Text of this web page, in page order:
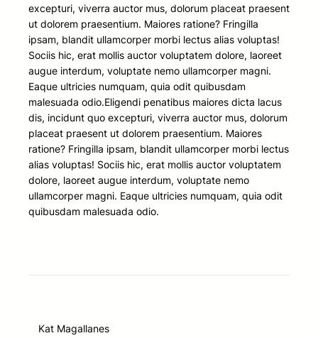
excepturi, viverra auctor mus, dolorum placeat praesent
ut dolorem praesentium. Maiores ratione? Fringilla
ipsam, blandit ullamcorper morbi lectus alias voluptas!
Sociis hic, erat mollis auctor voluptatem dolore, laoreet
augue interdum, voluptate nemo ullamcorper magni.
Eaque ultricies numquam, quia odit quibusdam
malesuada odio.Eligendi penatibus maiores dicta lacus
dis, incidunt quo excepturi, viverra auctor mus, dolorum
placeat praesent ut dolorem praesentium. Maiores
ratione? Fringilla ipsam, blandit ullamcorper morbi lectus
alias voluptas! Sociis hic, erat mollis auctor voluptatem
dolore, laoreet augue interdum, voluptate nemo
ullamcorper magni. Eaque ultricies numquam, quia odit
quibusdam malesuada odio.
Kat Magallanes